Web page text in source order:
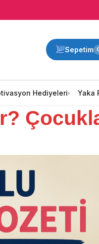
Sepetim
Hediyeleri Yaka